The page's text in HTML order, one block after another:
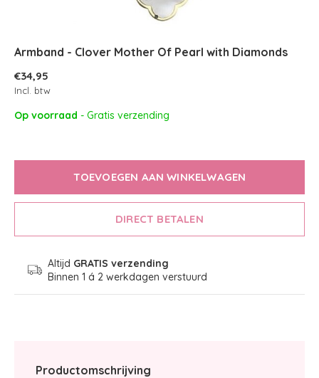
Armband - Clover Mother Of Pearl with Diamonds
€34,95
Incl. btw
Op voorraad - Gratis verzending
TOEVOEGEN AAN WINKELWAGEN
DIRECT BETALEN
Altijd GRATIS verzending
Binnen 1 á 2 werkdagen verstuurd
Productomschrijving